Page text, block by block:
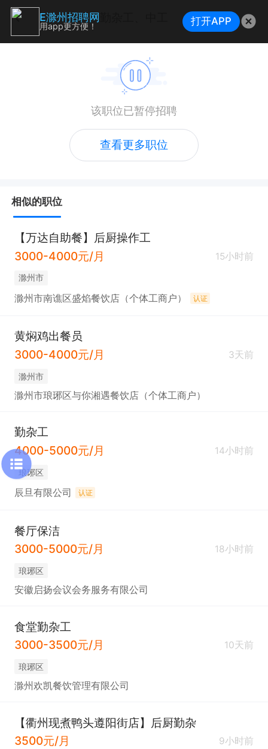
该职位已暂停招聘
查看更多职位
相似的职位
【万达自助餐】后厨操作工
3000-4000元/月
15小时前
滁州市
滁州市南谯区盛焰餐饮店（个体工商户） 认证
黄焖鸡出餐员
3000-4000元/月
3天前
滁州市
滁州市琅琊区与你湘遇餐饮店（个体工商户）
勤杂工
4000-5000元/月
14小时前
琅琊区
辰旦有限公司 认证
餐厅保洁
3000-5000元/月
18小时前
琅琊区
安徽启扬会议会务服务有限公司
食堂勤杂工
3000-3500元/月
10天前
琅琊区
滁州欢凯餐饮管理有限公司
【衢州现煮鸭头遵阳街店】后厨勤杂
3500元/月
9小时前
E滁州招聘网
用app更方便！ 打开APP